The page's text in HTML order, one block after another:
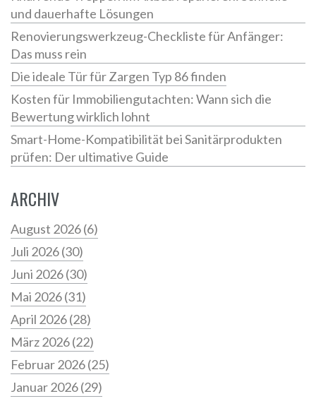
und dauerhafte Lösungen
Renovierungswerkzeug-Checkliste für Anfänger:
Das muss rein
Die ideale Tür für Zargen Typ 86 finden
Kosten für Immobiliengutachten: Wann sich die
Bewertung wirklich lohnt
Smart-Home-Kompatibilität bei Sanitärprodukten
prüfen: Der ultimative Guide
ARCHIV
August 2026(6)
Juli 2026(30)
Juni 2026(30)
Mai 2026(31)
April 2026(28)
März 2026(22)
Februar 2026(25)
Januar 2026(29)